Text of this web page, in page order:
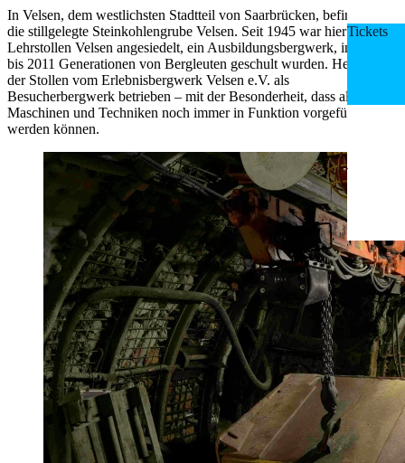
Tickets
In Velsen, dem westlichsten Stadtteil von Saarbrücken, befindet sich
die stillgelegte Steinkohlengrube Velsen. Seit 1945 war hier der
Lehrstollen Velsen angesiedelt, ein Ausbildungsbergwerk, in dem
bis 2011 Generationen von Bergleuten geschult wurden. Heute wird
der Stollen vom Erlebnisbergwerk Velsen e.V. als
Besucherbergwerk betrieben – mit der Besonderheit, dass alle
Maschinen und Techniken noch immer in Funktion vorgeführt
werden können.